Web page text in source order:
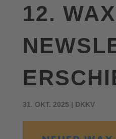
12. WAX
31. OKT. 2025 | DKKV